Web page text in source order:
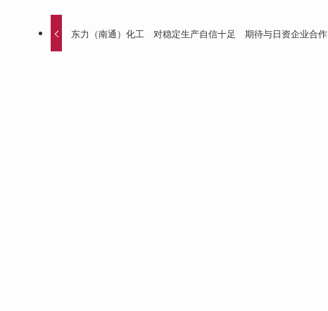
东力（南通）化工 对稳定生产自信十足 期待与日资企业合作